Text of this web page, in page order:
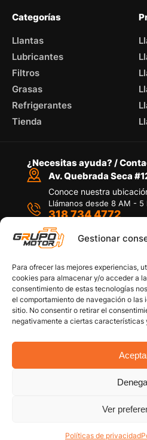
Gestionar
Para ofrecer las mejores experiencias,
cookies para almacenar y/o acceder a
consentimiento de estas tecnologías
el comportamiento de navegación o
sitio. No consentir o retirar el
negativamente a ciertas características
Ver
Políticas de privacidad
Categorías
Llantas
Lubricantes
Filtros
Grasas
Refrigerantes
Tienda
¿Necesitas ayuda? /
Av. Quebrada Seca
Conoce nuestra
Llámanos desde 8 AM - 5
318 734 4772
Por medio de WhatsApp
Copyright © 2026 Grupo
Políticas de
Política de
Términos y